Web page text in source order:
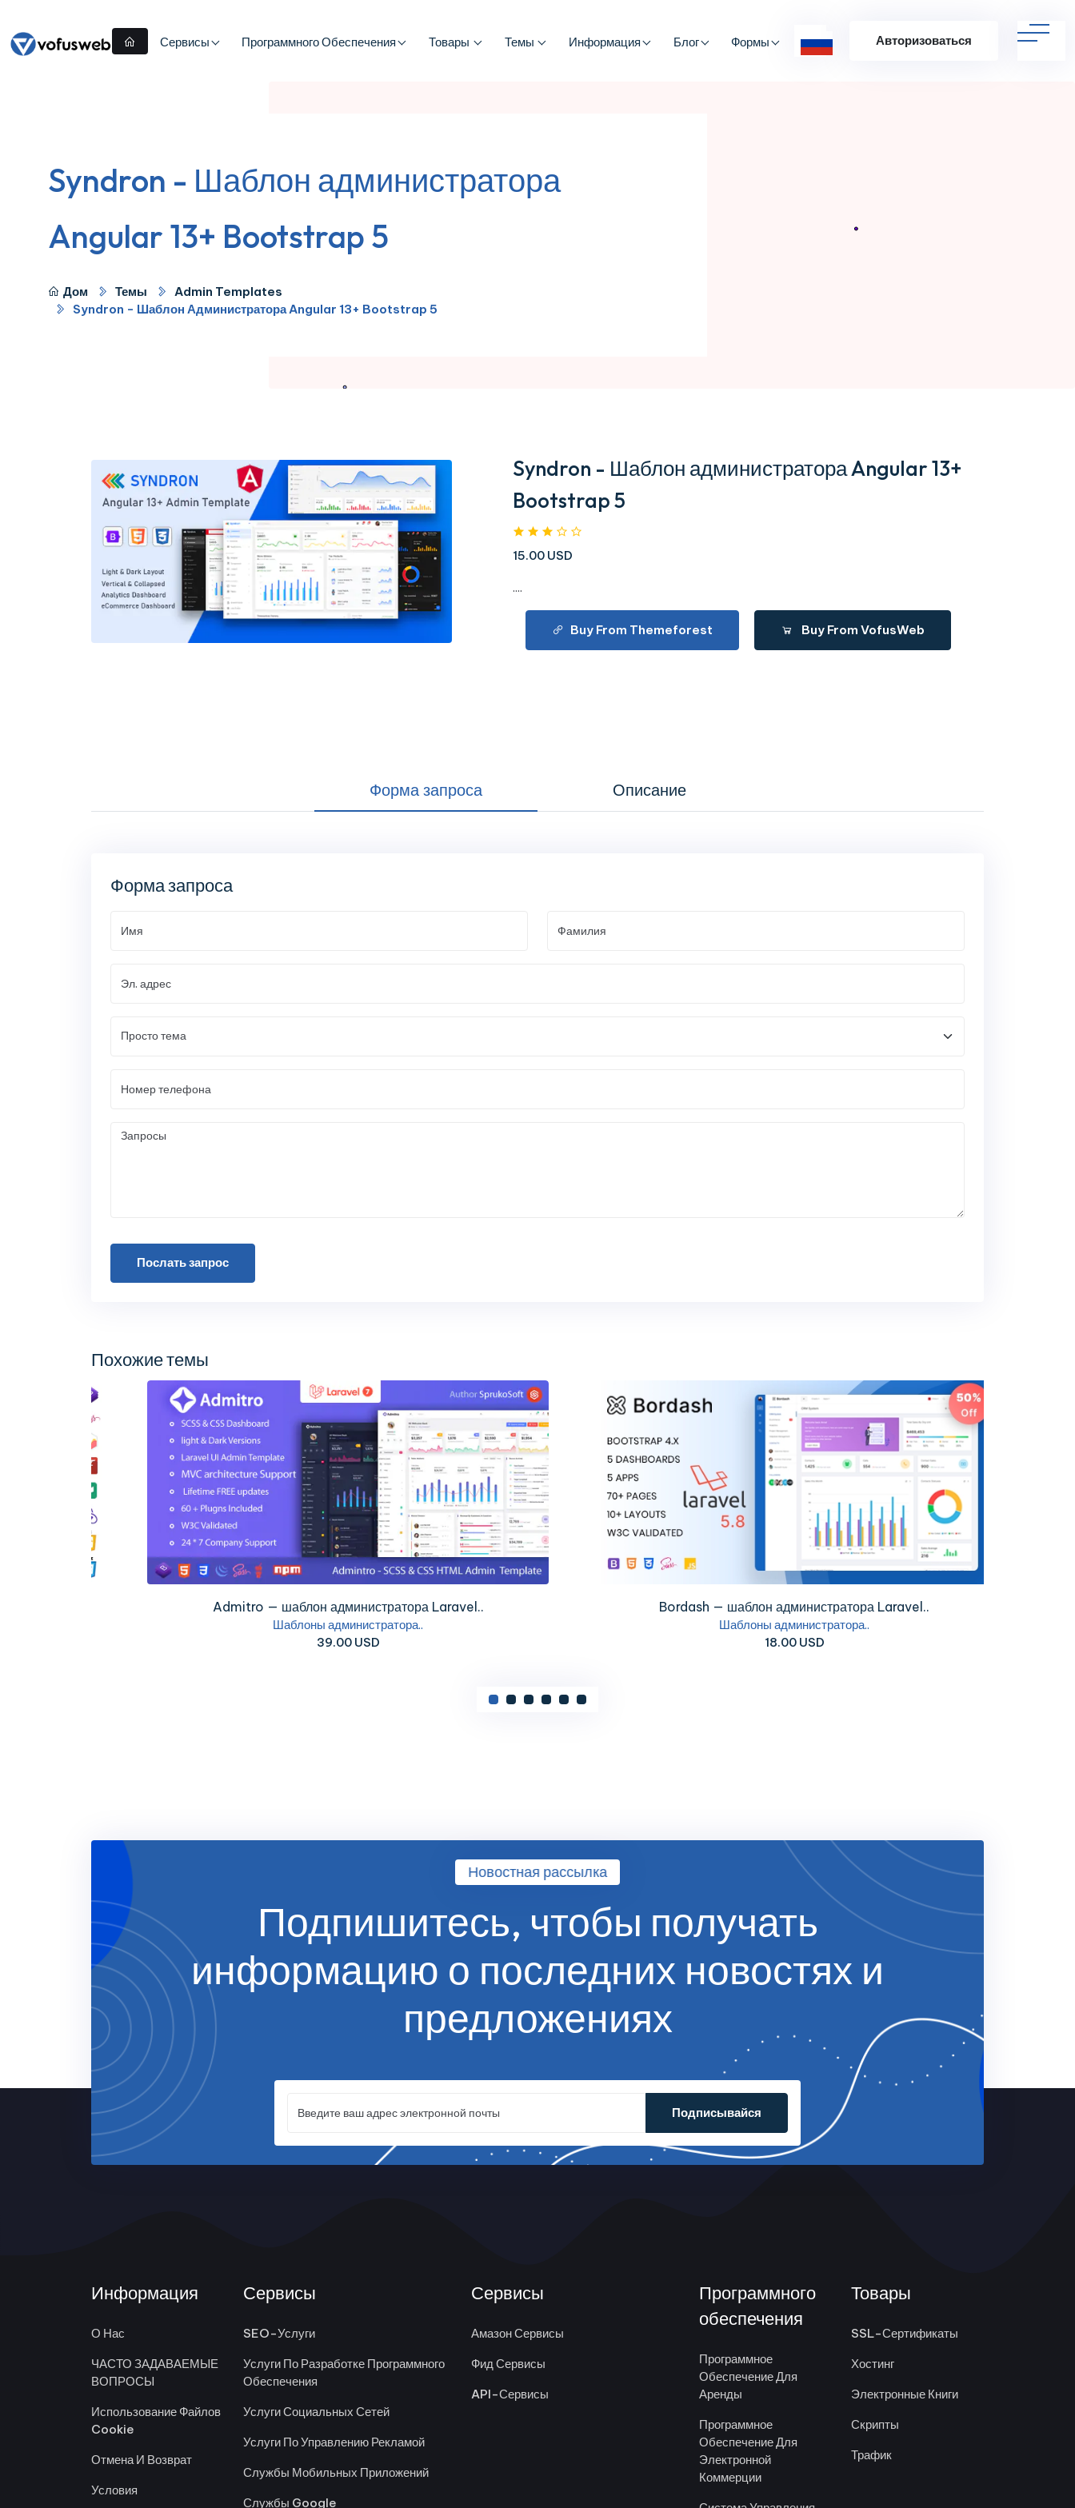
Сервисы Программного Обеспечения Товары Темы Информация Блог Формы Авторизоваться
Syndron - Шаблон администратора
Angular 13+ Bootstrap 5
Дом Темы
Admin Templates
Syndron - Шаблон Администратора Angular 13+ Bootstrap 5
Syndron - Шаблон администратора Angular 13+
Bootstrap 5
15.00 USD
....
Buy From Themeforest Buy From VofusWeb
Форма запроса Описание
Форма запроса
Послать запрос
Похожие темы
Admitro — шаблон администратора Laravel..
Шаблоны администратора..
39.00 USD
Bordash — шаблон администратора Laravel..
Шаблоны администратора..
18.00 USD
Новостная рассылка
Подпишитесь, чтобы получать
информацию о последних новостях и
предложениях
Подписывайся
Информация
О Нас
ЧАСТО ЗАДАВАЕМЫЕ
ВОПРОСЫ
Использование Файлов
Cookie
Отмена И Возврат
Условия
Сервисы
SEO-Услуги
Услуги По Разработке Программного
Обеспечения
Услуги Социальных Сетей
Услуги По Управлению Рекламой
Службы Мобильных Приложений
Службы Google
Сервисы
Амазон Сервисы
Фид Сервисы
API-Сервисы
Программного
обеспечения
Программное
Обеспечение Для
Аренды
Программное
Обеспечение Для
Электронной
Коммерции
Товары
SSL-Сертификаты
Хостинг
Электронные Книги
Скрипты
Трафик